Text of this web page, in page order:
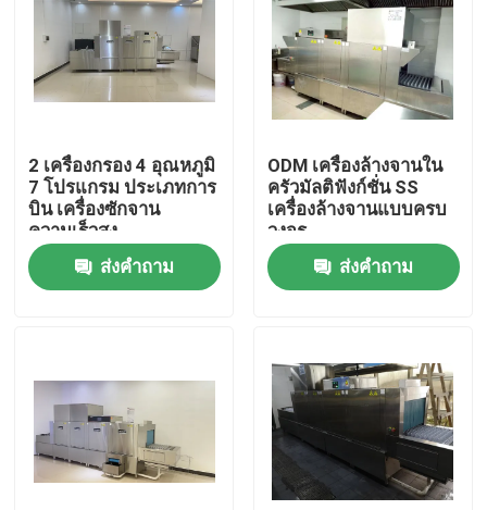
แสดง VR
เกี่ยวกับเรา
ทัวร์โรงงาน
ควบคุมคุณภาพ
ติดต่อเรา
เครื่องล้างจานเชิงพาณิชย์
เครื่องล้างจานแบบสายพานลำเลียง
2 เครื่องกรอง 4 อุณหภูมิ
7 โปรแกรม ประเภทการ
บิน เครื่องซักจาน
ความเร็วสูง
ส่งคำถาม
ODM เครื่องล้างจานใน
ครัวมัลติฟังก์ชั่น SS
เครื่องล้างจานแบบครบ
วงจร
ส่งคำถาม